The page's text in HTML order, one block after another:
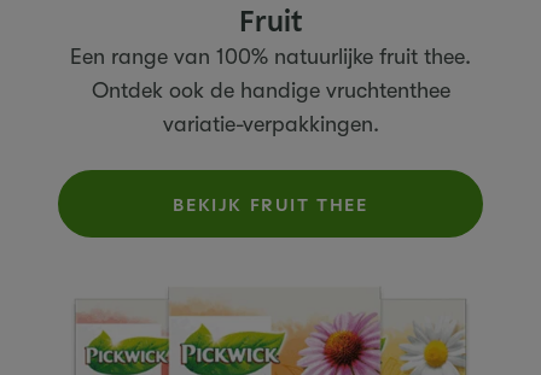
Fruit
Een range van 100% natuurlijke fruit thee.
Ontdek ook de handige vruchtenthee
variatie-verpakkingen.
BEKIJK FRUIT THEE